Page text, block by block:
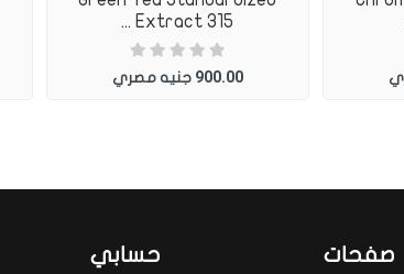
Extract 315 ...
900.00 جنيه مصري
صفحات حسابي